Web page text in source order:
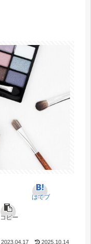
はてブ
コピー
2023.04.17 2025.10.14